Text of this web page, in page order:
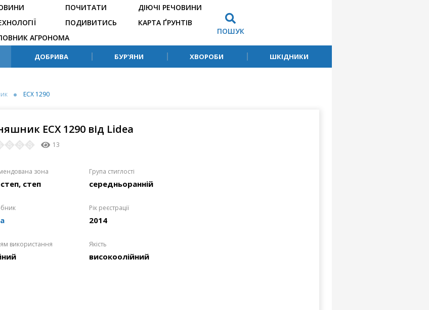
ПОЧИТАТИ
ПОДИВИТИСЬ
ДІЮЧІ РЕЧОВИНИ
КАРТА ҐРУНТІВ
АГРОНОМА
ПОШУК
ДОБРИВА БУР’ЯНИ ХВОРОБИ ШКІДНИКИ
ЕСХ 1290
ЕСХ 1290 від Lidea
13
зона
степ
Група стиглості
середньоранній
Рік реєстрації
2014
використання Якість
високоолійний